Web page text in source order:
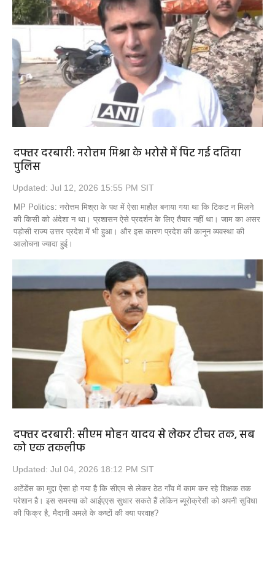
दफ्तर दरबारी: नरोत्तम मिश्रा के भरोसे में पिट गई दतिया
पुलिस
Updated: Jul 12, 2026 15:55 PM SIT
MP Politics: नरोत्तम मिश्रा के पक्ष में ऐसा माहौल बनाया गया था कि टिकट न मिलने
की किसी को अंदेशा न था। प्रशासन ऐसे प्रदर्शन के लिए तैयार नहीं था। जाम का असर
पड़ोसी राज्य उत्तर प्रदेश में भी हुआ। और इस कारण प्रदेश की कानून व्यवस्था की
आलोचना ज्यादा हुई।
दफ्तर दरबारी: सीएम मोहन यादव से लेकर टीचर तक, सब
को एक तकलीफ
Updated: Jul 04, 2026 18:12 PM SIT
अटेंडेंस का मुद्दा ऐसा हो गया है कि सीएम से लेकर ठेठ गाँव में काम कर रहे शिक्षक तक
परेशान है। इस समस्या को आईएएस सुधार सकते हैं लेकिन ब्यूरोक्रेसी को अपनी सुविधा
की फिक्र है, मैदानी अमले के कष्टों की क्या परवाह?